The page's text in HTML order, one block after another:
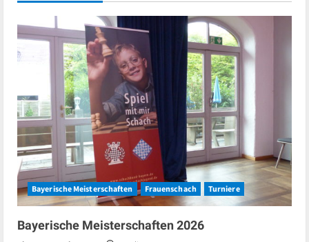
Bayerische Meisterschaften Frauenschach Turniere
Bayerische Meisterschaften 2026